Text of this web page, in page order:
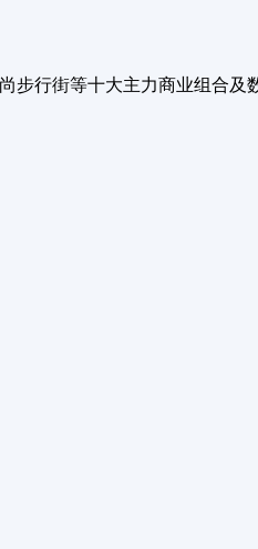
步行街等十大主力商业组合及